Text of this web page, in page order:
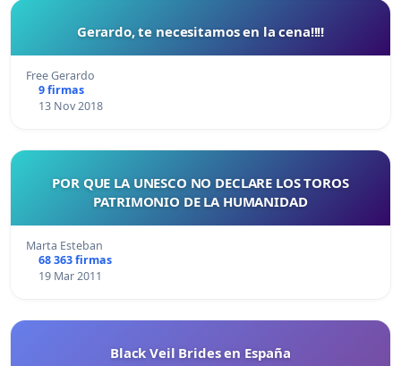
Gerardo, te necesitamos en la cena!!!!
Free Gerardo
9 firmas
13 Nov 2018
POR QUE LA UNESCO NO DECLARE LOS TOROS
PATRIMONIO DE LA HUMANIDAD
Marta Esteban
68 363 firmas
19 Mar 2011
Black Veil Brides en España